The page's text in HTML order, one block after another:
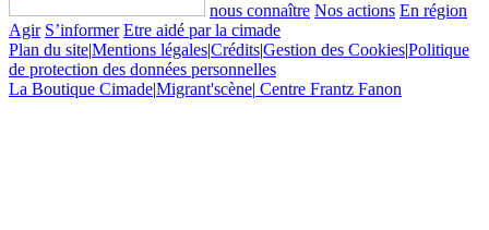
nous connaître Nos actions En région
Agir S’informer Etre aidé par la cimade
Plan du site|Mentions légales|Crédits|Gestion des Cookies|Politique
de protection des données personnelles
La Boutique Cimade|Migrant'scène| Centre Frantz Fanon